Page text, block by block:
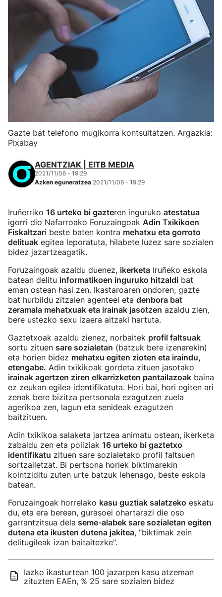
Gazte bat telefono mugikorra kontsultatzen. Argazkia:
Pixabay
AGENTZIAK | EITB MEDIA
2021/11/06 - 19:29
Azken eguneratzea 2021/11/06 - 19:29
Iruñerriko 16 urteko bi gazteren inguruko atestatua
igorri dio Nafarroako Foruzaingoak Adin Txikikoen
Fiskaltzari beste baten kontra mehatxu eta gorroto
delituak egitea leporatuta, hilabete luzez sare sozialen
bidez jazartzeagatik.
Foruzaingoak azaldu duenez, ikerketa Iruñeko eskola
batean delitu informatikoen inguruko hitzaldi bat
eman ostean hasi zen. Ikastaroaren ondoren, gazte
bat hurbildu zitzaien agenteei eta denbora bat
zeramala mehatxuak eta irainak jasotzen azaldu zien,
bere ustezko sexu izaera aitzaki hartuta.
Gaztetxoak azaldu zienez, norbaitek profil faltsuak
sortu zituen sare sozialetan (batzuk bere izenarekin)
eta horien bidez mehatxu egiten zioten eta iraindu,
etengabe. Adin txikikoak gordeta zituen jasotako
irainak agertzen ziren elkarrizketen pantailazoak baina
ez zeukan egilea identifikatuta. Hori bai, hori egiten ari
zenak bere bizitza pertsonala ezagutzen zuela
agerikoa zen, lagun eta senideak ezagutzen
baitzituen.
Adin txikikoa salaketa jartzea animatu ostean, ikerketa
zabaldu zen eta poliziak 16 urteko bi gaztetxo
identifikatu zituen sare sozialetako profil faltsuen
sortzailetzat. Bi pertsona horiek biktimarekin
kointziditu zuten urte batzuk lehenago, beste eskola
batean.
Foruzaingoak horrelako kasu guztiak salatzeko eskatu
du, eta era berean, gurasoei ohartarazi die oso
garrantzitsua dela seme-alabek sare sozialetan egiten
dutena eta ikusten dutena jakitea, "biktimak zein
delitugileak izan baitaitezke".
Iazko ikasturtean 100 jazarpen kasu atzeman
zituzten EAEn, % 25 sare sozialen bidez